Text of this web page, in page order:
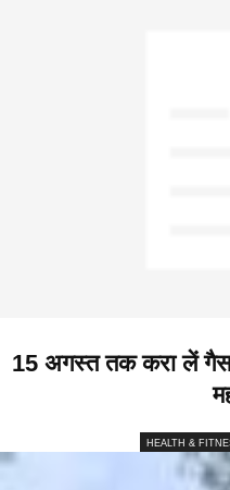
15 अगस्त तक करा लें
HEALTH &